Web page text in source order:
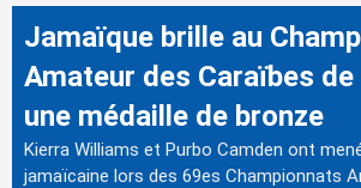
Jamaïque brille au
Amateur des Caraïbes
une médaille de bronze
Kierra Williams et Purbo Camden ont
jamaïcaine lors des 69es Championnats